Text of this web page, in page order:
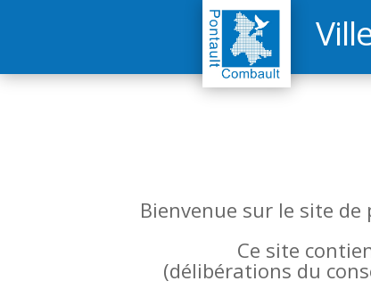
Bienvenue sur le site
Ce site
(délibérations du